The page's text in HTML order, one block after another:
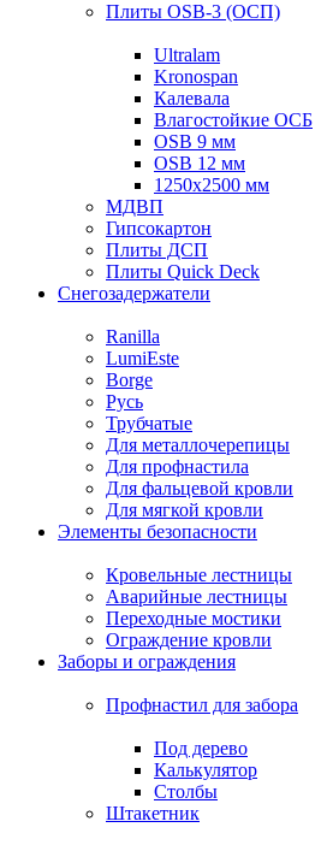
Плиты OSB-3 (ОСП)
Ultralam
Kronospan
Калевала
Влагостойкие ОСБ
OSB 9 мм
OSB 12 мм
1250х2500 мм
МДВП
Гипсокартон
Плиты ДСП
Плиты Quick Deck
Снегозадержатели
Ranilla
LumiEste
Borge
Русь
Трубчатые
Для металлочерепицы
Для профнастила
Для фальцевой кровли
Для мягкой кровли
Элементы безопасности
Кровельные лестницы
Аварийные лестницы
Переходные мостики
Ограждение кровли
Заборы и ограждения
Профнастил для забора
Под дерево
Калькулятор
Столбы
Штакетник